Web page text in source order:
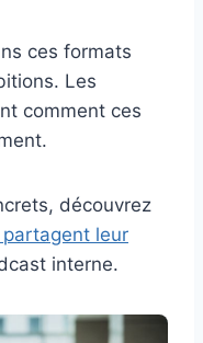
ces formats
Les
comment ces
découvrez
leur
interne.